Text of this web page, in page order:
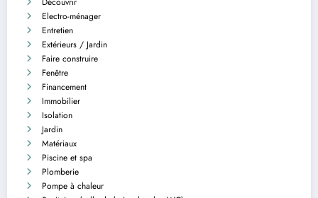
Electro-ménager
Entretien
Extérieurs / Jardin
Faire construire
Fenêtre
Financement
Immobilier
Isolation
Jardin
Matériaux
Piscine et spa
Plomberie
Pompe à chaleur